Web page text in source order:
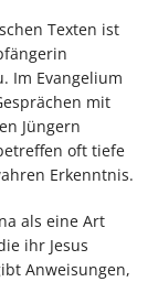
Texten ist
Im Evangelium
mit
Jüngern
oft tiefe
Erkenntnis.
als eine Art
ihr Jesus
Anweisungen,